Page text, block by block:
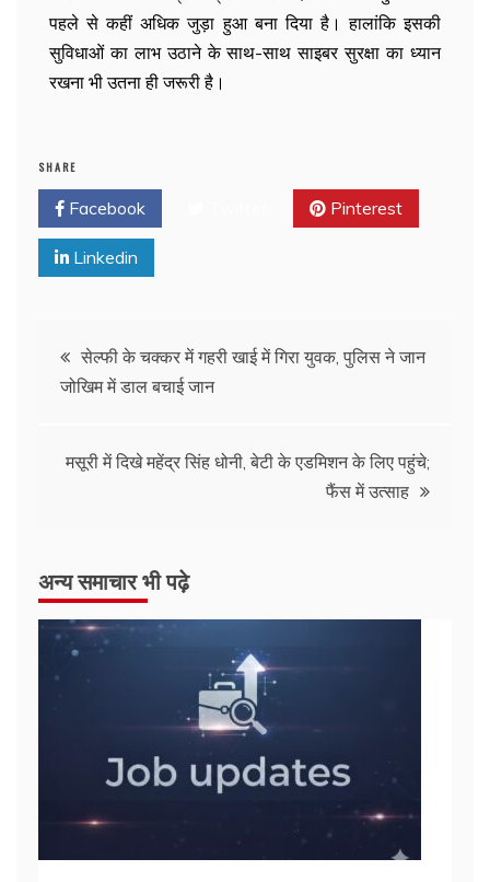
पहले से कहीं अधिक जुड़ा हुआ बना दिया है। हालांकि इसकी
सुविधाओं का लाभ उठाने के साथ-साथ साइबर सुरक्षा का ध्यान
रखना भी उतना ही जरूरी है।
SHARE
Facebook Pinterest
Linkedin
सेल्फी के चक्कर में गहरी खाई में गिरा युवक, पुलिस ने जान
जोखिम में डाल बचाई जान
मसूरी में दिखे महेंद्र सिंह धोनी, बेटी के एडमिशन के लिए पहुंचे;
फैंस में उत्साह
अन्य समाचार भी पढ़े